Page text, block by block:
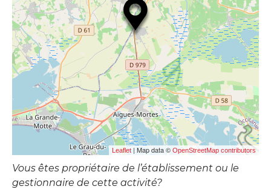
Leaflet| Map data © OpenStreetMap contributors
Vous êtes propriétaire de l’établissement ou le
gestionnaire de cette activité?